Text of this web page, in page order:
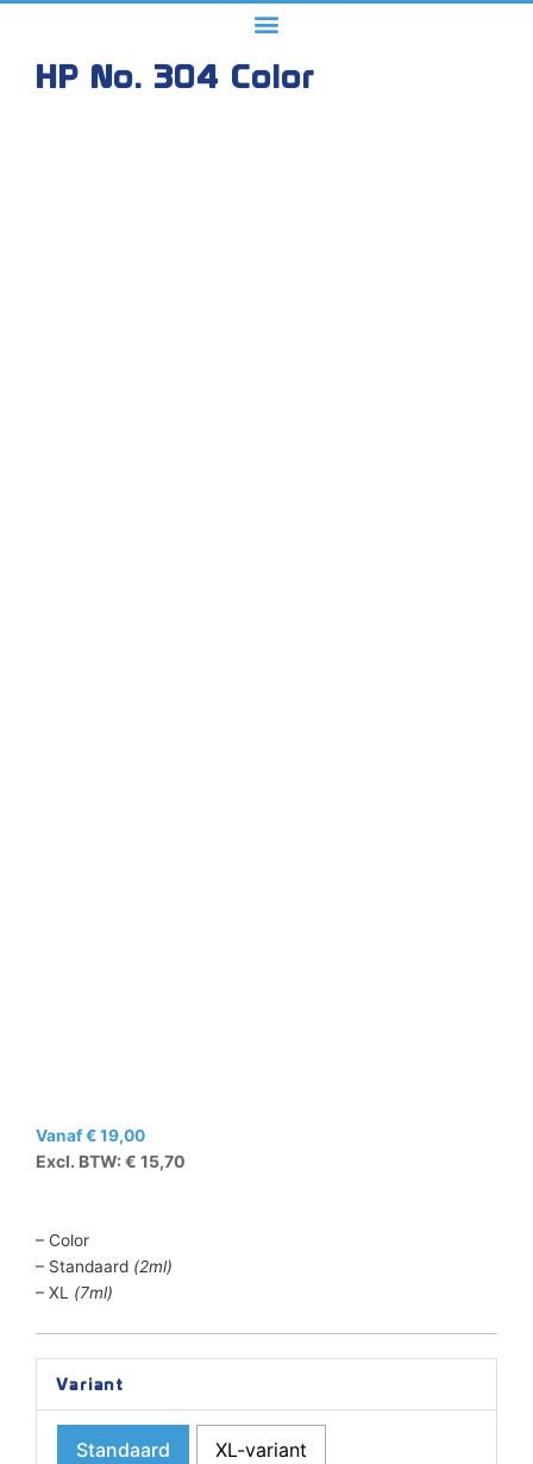
HP No. 304 Color
Vanaf€19,00
Excl. BTW: € 15,70
– Color
– Standaard (2ml)
– XL (7ml)
Variant
Standaard XL-variant
No.
304